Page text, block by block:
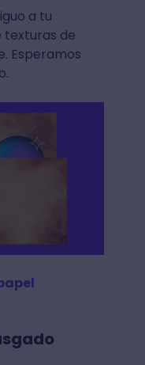
a tu
texturas de
Esperamos